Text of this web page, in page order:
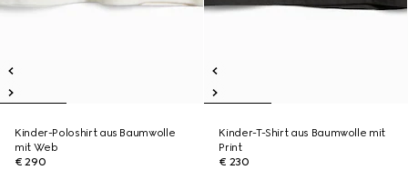
Kinder-Poloshirt aus Baumwolle
mit Web
€ 290
Kinder-T-Shirt aus Baumwolle mit
Print
€ 230